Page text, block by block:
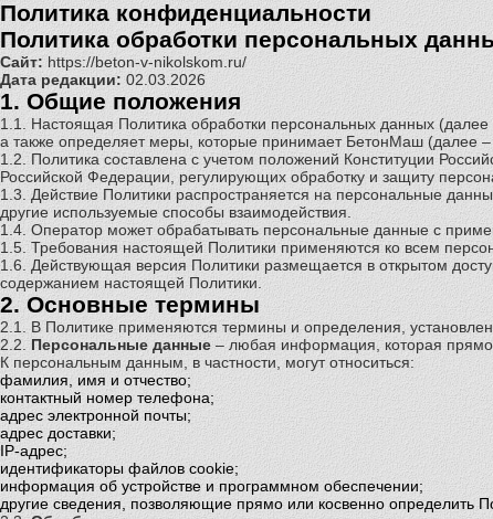
Политика конфиденциальности
Политика обработки персональных
Сайт: https://beton-v-nikolskom.ru/
Дата редакции:02.03.2026
1. Общие положения
1.1. Настоящая Политика обработки персональных данных
а также определяет меры, которые принимает БетонМаш (далее
1.2. Политика составлена с учетом положений Конституции
Российской Федерации, регулирующих обработку и защиту
1.3. Действие Политики распространяется на персональные
другие используемые способы взаимодействия.
1.4. Оператор может обрабатывать персональные данные с
1.5. Требования настоящей Политики применяются ко всем
1.6. Действующая версия Политики размещается в открытом
содержанием настоящей Политики.
2. Основные термины
2.1. В Политике применяются термины и определения,
2.2.Персональные данные– любая информация, которая прямо
К персональным данным, в частности, могут относиться:
фамилия, имя и отчество;
контактный номер телефона;
адрес электронной почты;
адрес доставки;
IP-адрес;
идентификаторы файлов cookie;
информация об устройстве и программном обеспечении;
другие сведения, позволяющие прямо или косвенно определить